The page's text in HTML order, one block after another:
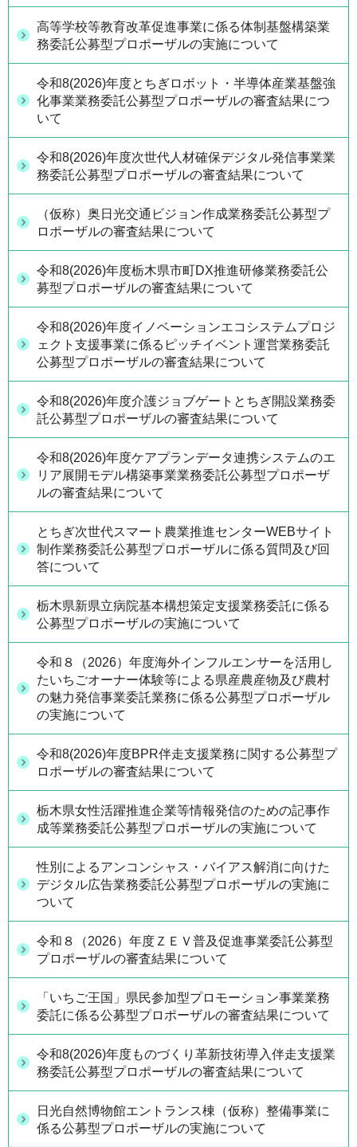
高等学校等教育改革促進事業に係る体制基盤構築業
務委託公募型プロポーザルの実施について
令和8(2026)年度とちぎロボット・半導体産業基盤強
化事業業務委託公募型プロポーザルの審査結果につ
いて
令和8(2026)年度次世代人材確保デジタル発信事業業
務委託公募型プロポーザルの審査結果について
（仮称）奥日光交通ビジョン作成業務委託公募型プ
ロポーザルの審査結果について
令和8(2026)年度栃木県市町DX推進研修業務委託公
募型プロポーザルの審査結果について
令和8(2026)年度イノベーションエコシステムプロジ
ェクト支援事業に係るピッチイベント運営業務委託
公募型プロポーザルの審査結果について
令和8(2026)年度介護ジョブゲートとちぎ開設業務委
託公募型プロポーザルの審査結果について
令和8(2026)年度ケアプランデータ連携システムのエ
リア展開モデル構築事業業務委託公募型プロポーザ
ルの審査結果について
とちぎ次世代スマート農業推進センターWEBサイト
制作業務委託公募型プロポーザルに係る質問及び回
答について
栃木県新県立病院基本構想策定支援業務委託に係る
公募型プロポーザルの実施について
令和８（2026）年度海外インフルエンサーを活用し
たいちごオーナー体験等による県産農産物及び農村
の魅力発信事業委託業務に係る公募型プロポーザル
の実施について
令和8(2026)年度BPR伴走支援業務に関する公募型プ
ロポーザルの審査結果について
栃木県女性活躍推進企業等情報発信のための記事作
成等業務委託公募型プロポーザルの実施について
性別によるアンコンシャス・バイアス解消に向けた
デジタル広告業務委託公募型プロポーザルの実施に
ついて
令和８（2026）年度ＺＥＶ普及促進事業委託公募型
プロポーザルの審査結果について
「いちご王国」県民参加型プロモーション事業業務
委託に係る公募型プロポーザルの審査結果について
令和8(2026)年度ものづくり革新技術導入伴走支援業
務委託公募型プロポーザルの審査結果について
日光自然博物館エントランス棟（仮称）整備事業に
係る公募型プロポーザルの実施について